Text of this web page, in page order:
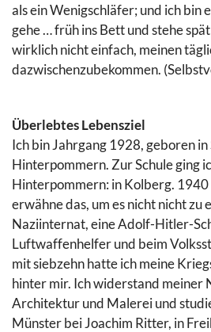
als ein Wenigschläfer; und ich bin
gehe … früh ins Bett und stehe
wirklich nicht einfach, meinen
dazwischenzubekommen.
Überlebtes Lebensziel
Ich bin Jahrgang 1928, geboren in
Hinterpommern. Zur Schule ging
Hinterpommern: in Kolberg. 1940
erwähne das, um es nicht nicht zu
Naziinternat, eine Adolf-Hitler-
Luftwaffenhelfer und beim
mit siebzehn hatte ich meine
hinter mir. Ich widerstand meiner
Architektur und Malerei und
Münster bei Joachim Ritter, in